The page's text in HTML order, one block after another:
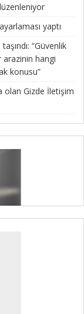
yaptı
“Güvenlik
arazinin hangi
konusu”
olan Gizde İletişim